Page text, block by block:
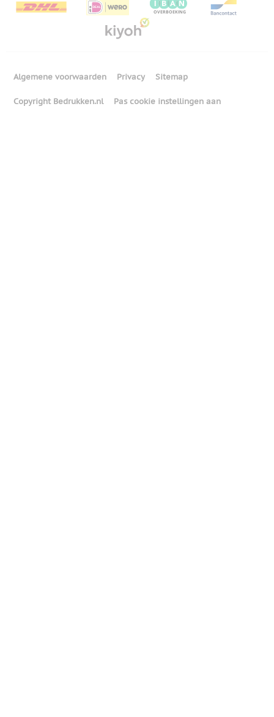
Algemene voorwaarden Privacy Sitemap
Copyright Bedrukken.nl Pas cookie instellingen aan